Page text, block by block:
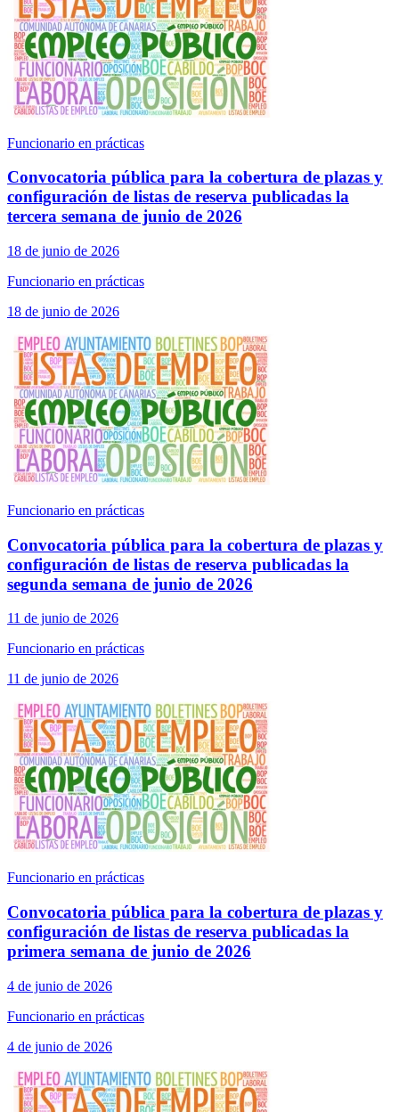
Funcionario en prácticas
Convocatoria pública para la cobertura de plazas y
configuración de listas de reserva publicadas la
tercera semana de junio de 2026
18 de junio de 2026
Funcionario en prácticas
18 de junio de 2026
Funcionario en prácticas
Convocatoria pública para la cobertura de plazas y
configuración de listas de reserva publicadas la
segunda semana de junio de 2026
11 de junio de 2026
Funcionario en prácticas
11 de junio de 2026
Funcionario en prácticas
Convocatoria pública para la cobertura de plazas y
configuración de listas de reserva publicadas la
primera semana de junio de 2026
4 de junio de 2026
Funcionario en prácticas
4 de junio de 2026